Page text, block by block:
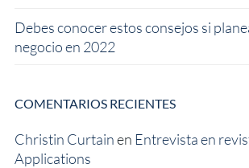
Debes conocer estos consejos si
negocio en 2022
COMENTARIOS RECIENTES
Christin Curtainen Entrevista en
Applications